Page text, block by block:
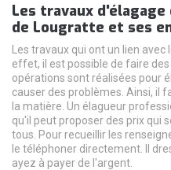
Les travaux
de Lougratte et ses
Les travaux qui ont un lien
effet, il est possible de faire
opérations sont réalisées pour
causer des problèmes. Ainsi, il
la matière. Un élagueur
qu'il peut proposer des prix qui
tous. Pour recueillir les
le téléphoner directement. Il
ayez à payer de l'argent.